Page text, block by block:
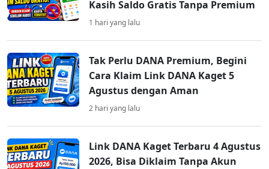
Kasih Saldo Gratis Tanpa Premium
1 hari yang lalu
Tak Perlu DANA Premium, Begini
Cara Klaim Link DANA Kaget 5
Agustus dengan Aman
2 hari yang lalu
Link DANA Kaget Terbaru 4 Agustus
2026, Bisa Diklaim Tanpa Akun